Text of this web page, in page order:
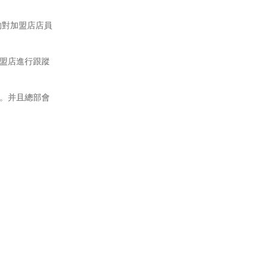
加盟店店員
店進行跟蹤
并且總部會